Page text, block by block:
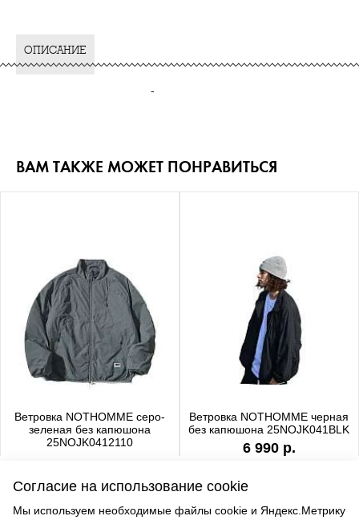
ОПИСАНИЕ
-
ВАМ ТАКЖЕ МОЖЕТ ПОНРАВИТЬСЯ
Ветровка NOTHOMME серо-
зеленая без капюшона
25NOJK0412110
Ветровка NOTHOMME черная
без капюшона 25NOJK041BLK
6 990 р.
Согласие на использование cookie
Мы используем необходимые файлы cookie и Яндекс.Метрику